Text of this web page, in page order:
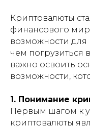
Криптовалюты
финансового
возможности
чем погрузиться
важно освоить
возможности,
1. Понимание
Первым шагом к
криптовалюты